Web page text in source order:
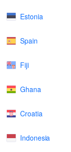
Estonia
Spain
Fiji
Ghana
Croatia
Indonesia